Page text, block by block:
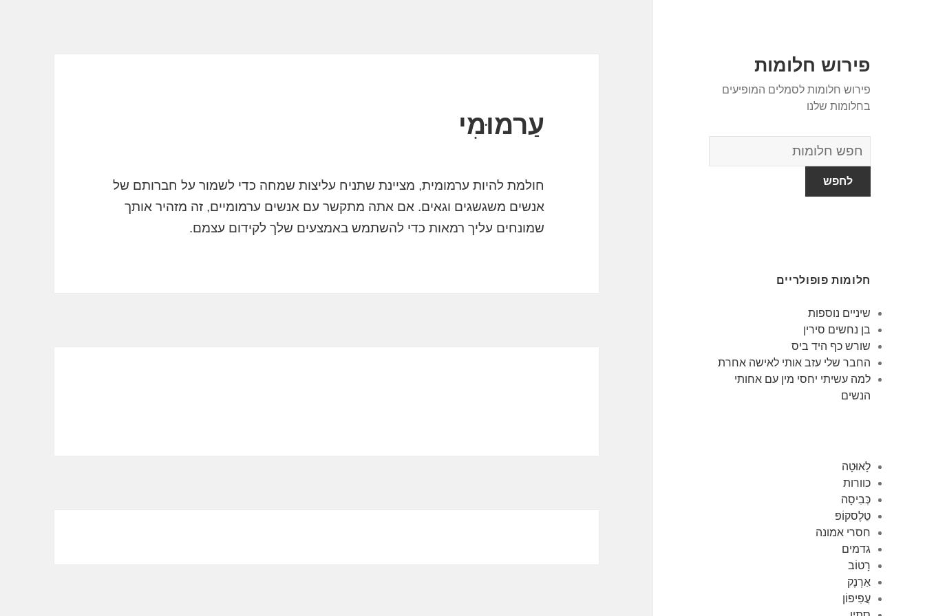
פירוש חלומות
פירוש חלומות לסמלים המופיעים
בחלומות שלנו
מילון
החלומות
חלומות פופולריים
שיניים נוספות
בן נחשים סירין
שורש כף היד ביס
החבר שלי עזב אותי לאישה אחרת
למה עשיתי יחסי מין עם אחותי
הנשים
לָאוּטָה
כוורות
כְּבִיסָה
טֵלֶסקוֹפּ
חסרי אמונה
גדמים
רָטוֹב
אַרְנָק
עֲפִיפוֹן
עַרמוּמִי
חולמת להיות ערמומית, מציינת שתניח עליצות שמחה כדי לשמור על חברותם של
אנשים משגשגים וגאים. אם אתה מתקשר עם אנשים ערמומיים, זה מזהיר אותך
שמונחים עליך רמאות כדי להשתמש באמצעים שלך לקידום עצמם.